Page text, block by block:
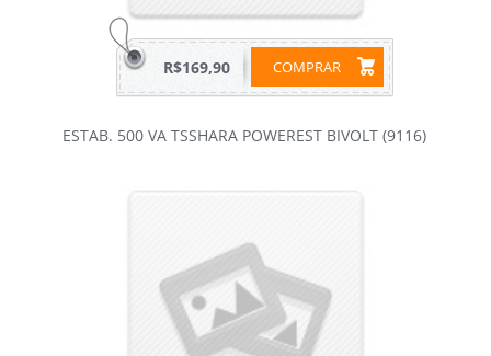
COMPRAR
R$169,90
ESTAB. 500 VA TSSHARA POWEREST BIVOLT (9116)